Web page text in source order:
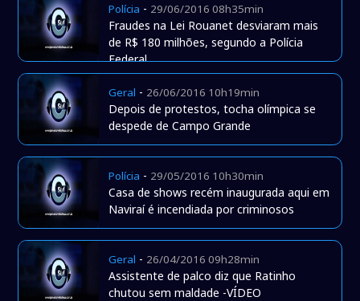
Polícia - 29/06/2016 08h35min
Fraudes na Lei Rouanet desviaram mais
de R$ 180 milhões, segundo a Polícia
Federal
Geral - 26/06/2016 10h19min
Depois de protestos, tocha olímpica se
despede de Campo Grande
Polícia - 29/05/2016 10h30min
Casa de shows recém inaugurada aqui em
Naviraí é incendiada por criminosos
Geral - 26/04/2016 09h28min
Assistente de palco diz que Ratinho
chutou sem maldade -VÍDEO